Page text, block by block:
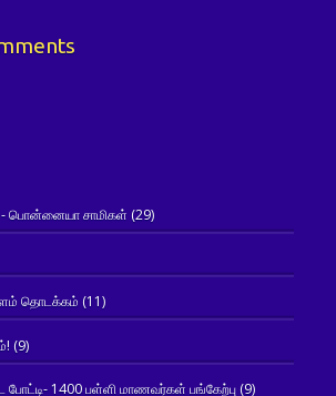
- பொன்னையா சாமிகள் (29)
தொடக்கம் (11)
(9)
போட்டி- 1400 பள்ளி மாணவர்கள் பங்கேற்பு(9)